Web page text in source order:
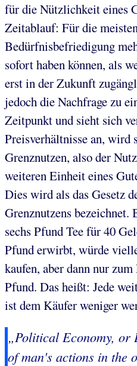
für die Nützlichkeit eines
Zeitablauf: Für die
Bedürfnisbefriedigung
sofort haben können, als
erst in der Zukunft
jedoch die Nachfrage zu
Zeitpunkt und sieht sich
Preisverhältnisse an, wird
Grenznutzen, also der
weiteren Einheit eines
Dies wird als das Gesetz
Grenznutzens
sechs Pfund Tee für 40
Pfund erwirbt, würde
kaufen, aber dann nur
Pfund. Das heißt: Jede
ist dem Käufer weniger
„Political Economy, or
of man's actions in the